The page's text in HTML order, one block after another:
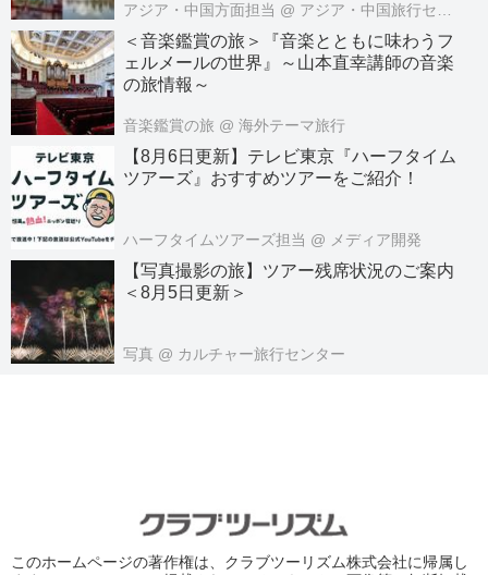
アジア・中国方面担当 @ アジア・中国旅行センター
＜音楽鑑賞の旅＞『音楽とともに味わうフ
ェルメールの世界』～山本直幸講師の音楽
の旅情報～
音楽鑑賞の旅 @ 海外テーマ旅行
【8月6日更新】テレビ東京『ハーフタイム
ツアーズ』おすすめツアーをご紹介！
ハーフタイムツアーズ担当 @ メディア開発
【写真撮影の旅】ツアー残席状況のご案内
＜8月5日更新＞
写真 @ カルチャー旅行センター
このホームページの著作権は、クラブツーリズム株式会社に帰属し